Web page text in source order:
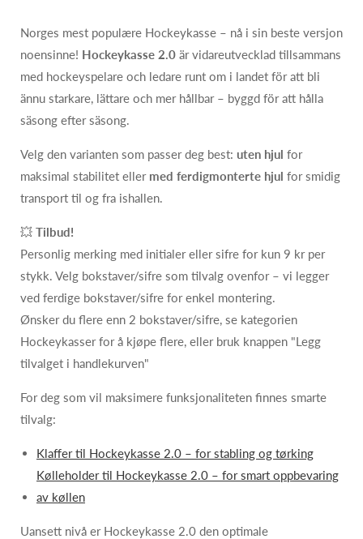
Norges mest populære Hockeykasse – nå i sin beste versjon
noensinne! Hockeykasse 2.0 är vidareutvecklad tillsammans
med hockeyspelare och ledare runt om i landet för att bli
ännu starkare, lättare och mer hållbar – byggd för att hålla
säsong efter säsong.
Velg den varianten som passer deg best: uten hjul for
maksimal stabilitet eller med ferdigmonterte hjul for smidig
transport til og fra ishallen.
💥 Tilbud!
Personlig merking med initialer eller sifre for kun 9 kr per
stykk. Velg bokstaver/sifre som tilvalg ovenfor – vi legger
ved ferdige bokstaver/sifre for enkel montering.
Ønsker du flere enn 2 bokstaver/sifre, se kategorien
Hockeykasser for å kjøpe flere, eller bruk knappen "Legg
tilvalget i handlekurven"
For deg som vil maksimere funksjonaliteten finnes smarte
tilvalg:
Klaffer til Hockeykasse 2.0 – for stabling og tørking
Kølleholder til Hockeykasse 2.0 – for smart oppbevaring
av køllen
Uansett nivå er Hockeykasse 2.0 den optimale